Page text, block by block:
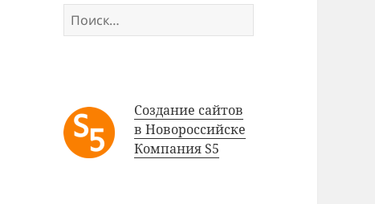
Найти:
Создание сайтов
в Новороссийске
Компания S5